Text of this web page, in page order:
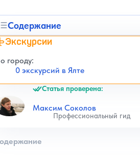
Содержание
Экскурсии
городу:
0 экскурсий в Ялте
Статья проверена:
Максим Соколов
Профессиональный гид